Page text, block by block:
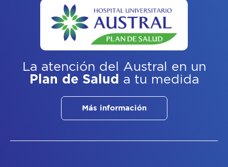
La atención del Austral
en un
Plan de Salud a tu medida
Más información